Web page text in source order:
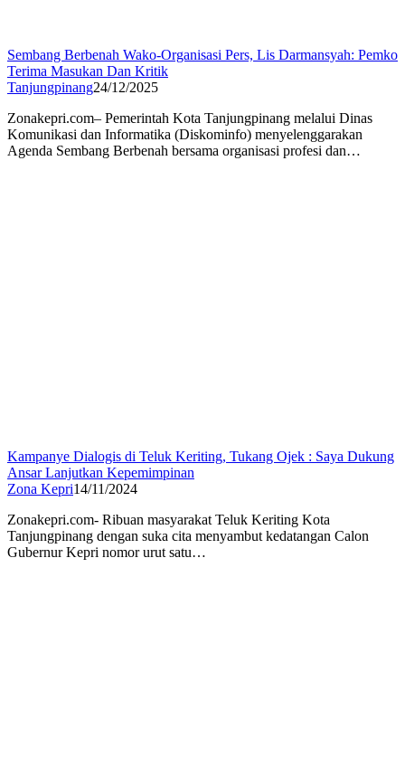
Sembang Berbenah Wako-Organisasi Pers, Lis Darmansyah: Pemko
Terima Masukan Dan Kritik
Tanjungpinang24/12/2025
Zonakepri.com– Pemerintah Kota Tanjungpinang melalui Dinas
Komunikasi dan Informatika (Diskominfo) menyelenggarakan
Agenda Sembang Berbenah bersama organisasi profesi dan…
Kampanye Dialogis di Teluk Keriting, Tukang Ojek : Saya Dukung
Ansar Lanjutkan Kepemimpinan
Zona Kepri14/11/2024
Zonakepri.com- Ribuan masyarakat Teluk Keriting Kota
Tanjungpinang dengan suka cita menyambut kedatangan Calon
Gubernur Kepri nomor urut satu…